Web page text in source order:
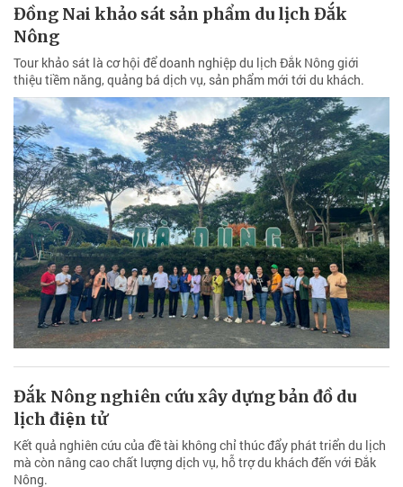
Đồng Nai khảo sát sản phẩm du lịch Đắk
Nông
Tour khảo sát là cơ hội để doanh nghiệp du lịch Đắk Nông giới
thiệu tiềm năng, quảng bá dịch vụ, sản phẩm mới tới du khách.
Đắk Nông nghiên cứu xây dựng bản đồ du
lịch điện tử
Kết quả nghiên cứu của đề tài không chỉ thúc đẩy phát triển du lịch
mà còn nâng cao chất lượng dịch vụ, hỗ trợ du khách đến với Đắk
Nông.